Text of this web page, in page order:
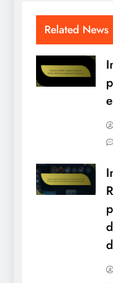
Related News